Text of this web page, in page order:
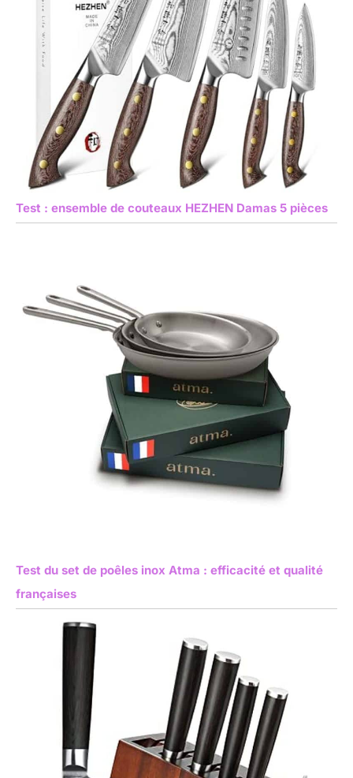
Test : ensemble de couteaux HEZHEN Damas 5 pièces
Test du set de poêles inox Atma : efficacité et qualité
françaises